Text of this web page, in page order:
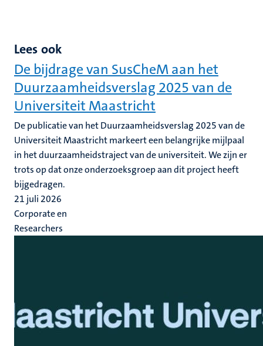
Lees ook
De bijdrage van SusCheM aan het
Duurzaamheidsverslag 2025 van de
Universiteit Maastricht
De publicatie van het Duurzaamheidsverslag 2025 van de
Universiteit Maastricht markeert een belangrijke mijlpaal
in het duurzaamheidstraject van de universiteit. We zijn er
trots op dat onze onderzoeksgroep aan dit project heeft
bijgedragen.
21 juli 2026
Corporate en
Researchers